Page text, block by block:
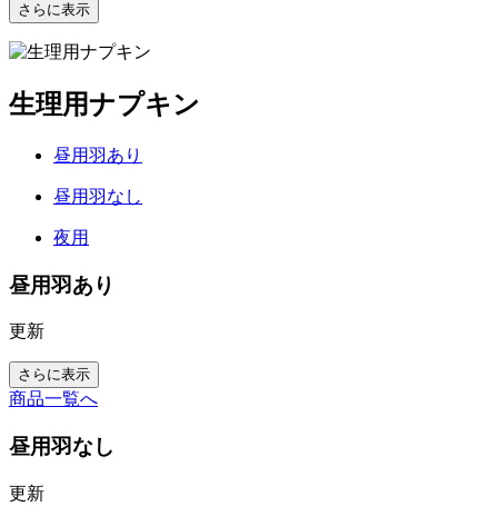
さらに表示
生理用ナプキン
昼用羽あり
昼用羽なし
夜用
昼用羽あり
更新
さらに表示
商品一覧へ
昼用羽なし
更新